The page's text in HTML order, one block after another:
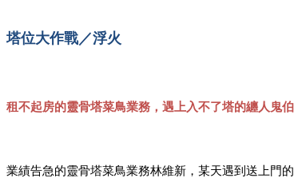
塔位大作戰／浮火
租不起房的靈骨塔菜鳥業務，遇上入不了塔的纏人鬼
業績告急的靈骨塔菜鳥業務林維新，某天遇到送上門